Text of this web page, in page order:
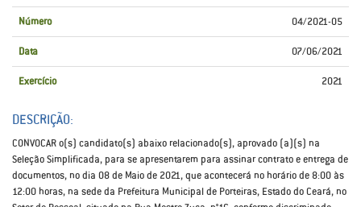
Número 04/2021-05
Data 07/06/2021
Exercício 2021
DESCRIÇÃO:
CONVOCAR o(s) candidato(s) abaixo relacionado(s), aprovado (a)(s) na
Seleção Simplificada, para se apresentarem para assinar contrato e entrega de
documentos, no dia 08 de Maio de 2021, que acontecerá no horário de 8:00 às
12:00 horas, na sede da Prefeitura Municipal de Porteiras, Estado do Ceará, no